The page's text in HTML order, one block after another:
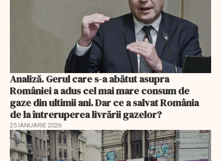
Analiză. Gerul care s-a abătut asupra
României a adus cel mai mare consum de
gaze din ultimii ani. Dar ce a salvat România
de la întreruperea livrării gazelor?
25 IANUARIE 2026